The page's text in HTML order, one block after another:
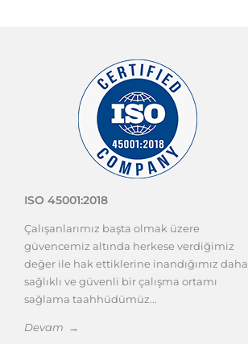
ISO 45001:2018
Çalışanlarımız başta olmak üzere
güvencemiz altında herkese verdiğimiz
değer ile hak ettiklerine inandığımız daha
sağlıklı ve güvenli bir çalışma ortamı
sağlama taahhüdümüz...
Devam →